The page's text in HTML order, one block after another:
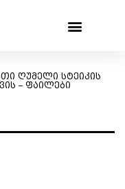
ღუმელი სტეიკის
– ფაილები